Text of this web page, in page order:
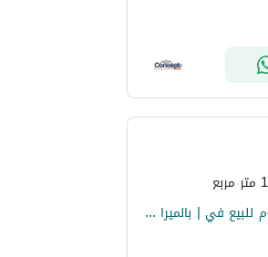
بنتهاوس تشطيب كامل 156م + روف 45م للبيع في | بالميرا | العين السخنة فيو على حمام السباحة جاهز للاستلام الفوري